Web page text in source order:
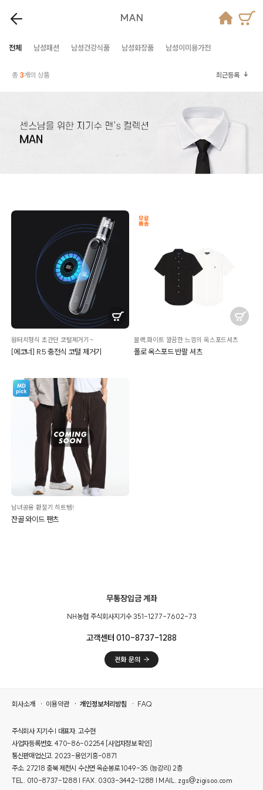
MAN
전체 남성패션 남성건강식품 남성화장품 남성이미용가전
총 3개의 상품 최근등록
원터치형식 초간단 코털제거기~
[에코너] R5 충전식 코털 제거기
블랙,화이트 깔끔한 느낌의 옥스포드셔츠
폴로 옥스포드 반팔 셔츠
남녀공용 환절기 히트템!
잔골 와이드 팬츠
무통장입금 계좌
NH농협 주식회사지기수 351-1277-7602-73
고객센터 010-8737-1288
회사소개 이용약관 개인정보처리방침 FAQ
주식회사 지기수 | 대표자. 고수현
사업자등록번호. 470-86-02254 [사업자정보 확인]
통신판매업신고. 2023-용인기흥-0871
주소. 27218 충북 제천시 수산면 옥순봉로 1049-35 (능강리) 2층
TEL. 010-8737-1288 | FAX. 0303-3442-1288 | MAIL. zgs@zigisoo.com